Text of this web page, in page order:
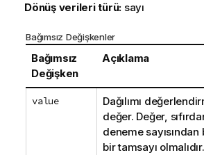
Dönüş verileri türü: sayı
Bağımsız Değişkenler
Bağımsız
Değişken
Açıklama
value
Dağılımı
değer. Değer,
deneme
bir tamsayı olmalıdır.